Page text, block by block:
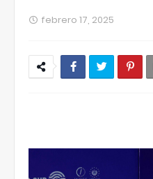
febrero 17, 2025